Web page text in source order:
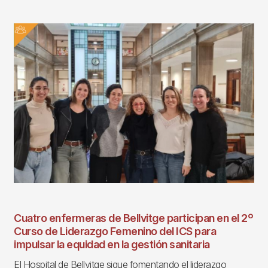
Cuatro enfermeras de Bellvitge participan en el 2º
Curso de Liderazgo Femenino del ICS para
impulsar la equidad en la gestión sanitaria
El Hospital de Bellvitge sigue fomentando el liderazgo